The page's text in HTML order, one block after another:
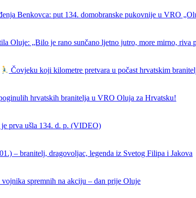
Benkovca: put 134. domobranske pukovnije u VRO
Oluje: „Bilo je rano sunčano ljetno jutro, more mirno, riva
Čovjeku koji kilometre pretvara u počast hrvatskim
hrvatskih branitelja u VRO Oluja za Hrvatsku!
prva ušla 134. d. p. (VIDEO)
– branitelj, dragovoljac, legenda iz Svetog Filipa i Jakova
spremnih na akciju – dan prije Oluje